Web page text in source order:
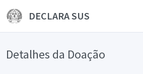
DECLARA SUS
Detalhes da Doação